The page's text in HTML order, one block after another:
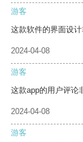
游客
这款软件的界面设计
2024-04-08
游客
这款app的用户评论
2024-04-08
游客